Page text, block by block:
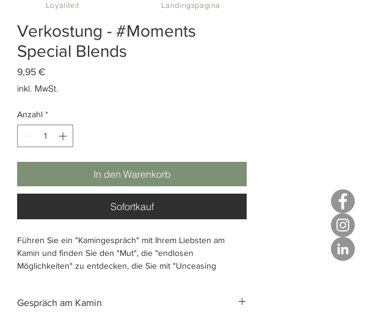
Loyaliteit Landingspagina
Verkostung - #Moments
Special Blends
9,95 €Preis
inkl. MwSt.
Anzahl *
In den Warenkorb
Sofortkauf
Führen Sie ein "Kamingespräch" mit Ihrem Liebsten am
Kamin und finden Sie den "Mut", die "endlosen
Möglichkeiten" zu entdecken, die Sie mit "Unceasing
Inhalt:
Gespräch am Kamin